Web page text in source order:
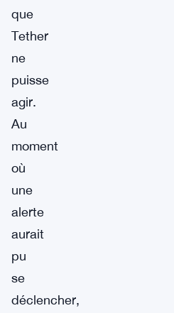
que
Tether
ne
puisse
agir.
Au
moment
où
une
alerte
aurait
pu
se
déclencher,